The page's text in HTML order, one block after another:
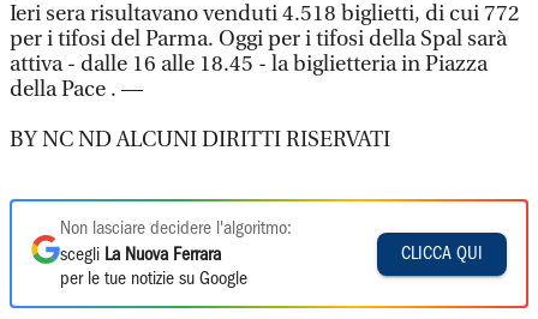
Ieri sera risultavano venduti 4.518 biglietti, di cui 772
per i tifosi del Parma. Oggi per i tifosi della Spal sarà
attiva - dalle 16 alle 18.45 - la biglietteria in Piazza
della Pace . —
BY NC ND ALCUNI DIRITTI RISERVATI
Non lasciare decidere l'algoritmo:
scegli La Nuova Ferrara
per le tue notizie su Google
CLICCA QUI